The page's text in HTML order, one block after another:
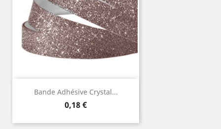
Bande Adhésive Crystal...
Prix
0,18 €